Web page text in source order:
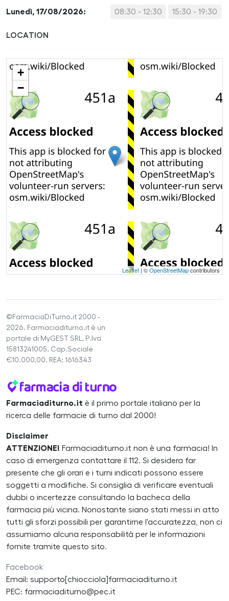
Lunedì, 17/08/2026: 08:30 - 12:30 15:30 - 19:30
LOCATION
+
−
Leaflet | ©OpenStreetMapcontributors
©FarmaciaDiTurno.it 2000 -
2026. Farmaciaditurno.it è un
portale di MyGEST SRL, P.Iva
15813241005. Cap.Sociale
€10.000,00. REA: 1616343
Farmaciaditurno.it è il primo portale italiano per la
ricerca delle farmacie di turno dal 2000!
Disclaimer
ATTENZIONE! Farmaciaditurno.it non è una farmacia! In
caso di emergenza contattare il 112. Si desidera far
presente che gli orari e i turni indicati possono essere
soggetti a modifiche. Si consiglia di verificare eventuali
dubbi o incertezze consultando la bacheca della
farmacia più vicina. Nonostante siano stati messi in atto
tutti gli sforzi possibili per garantirne l'accuratezza, non ci
assumiamo alcuna responsabilità per le informazioni
fornite tramite questo sito.
Facebook
Email: supporto[chiocciola]farmaciaditurno.it
PEC: farmaciaditurno@pec.it